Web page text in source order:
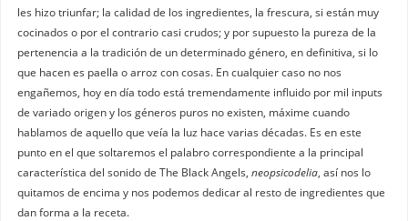
les hizo triunfar; la calidad de los ingredientes, la frescura, si están muy
cocinados o por el contrario casi crudos; y por supuesto la pureza de la
pertenencia a la tradición de un determinado género, en definitiva, si lo
que hacen es paella o arroz con cosas. En cualquier caso no nos
engañemos, hoy en día todo está tremendamente influido por mil inputs
de variado origen y los géneros puros no existen, máxime cuando
hablamos de aquello que veía la luz hace varias décadas. Es en este
punto en el que soltaremos el palabro correspondiente a la principal
característica del sonido de The Black Angels, neopsicodelia, así nos lo
quitamos de encima y nos podemos dedicar al resto de ingredientes que
dan forma a la receta.